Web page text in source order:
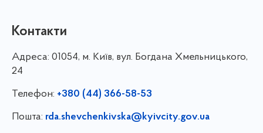
Контакти
Адреса: 01054, м. Київ, вул. Богдана Хмельницького,
24
Телефон: +380 (44) 366-58-53
Пошта: rda.shevchenkivska@kyivcity.gov.ua